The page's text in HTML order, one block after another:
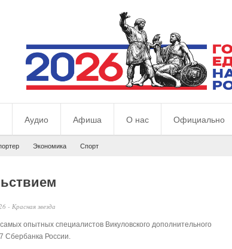
Аудио Афиша О нас Официально
Экономика Спорт
- Красная звезда
опытных специалистов Викуловского дополнительного
России.